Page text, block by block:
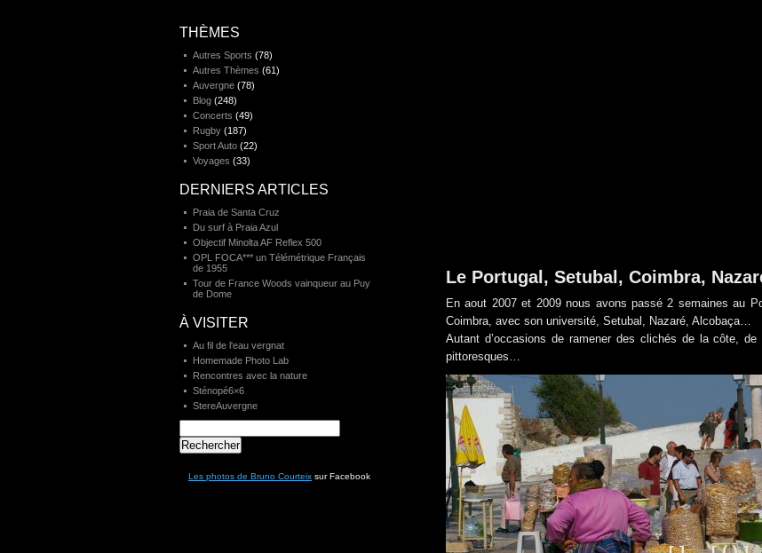
Le Portugal, Setubal, Coimbra,
En aout 2007 et 2009 nous avons passé 2 semaines au
Coimbra, avec son université, Setubal, Nazaré, Alcobaça…
Autant d’occasions de ramener des clichés de la côte,
pittoresques…
THÈMES
Autres Sports (78)
Autres Thèmes (61)
Auvergne (78)
Blog (248)
Concerts (49)
Rugby (187)
Sport Auto (22)
Voyages (33)
DERNIERS ARTICLES
Praia de Santa Cruz
Du surf à Praia Azul
Objectif Minolta AF Reflex 500
OPL FOCA*** un Télémétrique Français
de 1955
Tour de France Woods vainqueur au Puy
de Dome
À VISITER
Au fil de l'eau vergnat
Homemade Photo Lab
Rencontres avec la nature
Sténopé6×6
StereAuvergne
Les photos de Bruno Courteix sur Facebook